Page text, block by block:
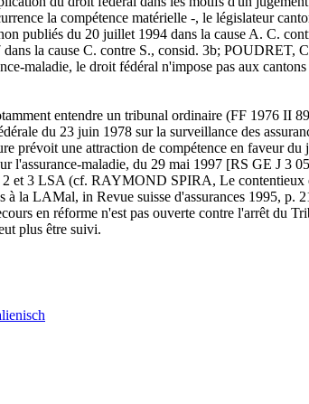
la compétence matérielle -, le législateur
publiés du 20 juillet 1994 dans la cause A. C.
la cause C. contre S., consid. 3b; POUDRET,
maladie, le droit fédéral n'impose pas aux
entendre un tribunal ordinaire (FF 1976 II
du 23 juin 1978 sur la surveillance des
prévoit une attraction de compétence en faveur
l'assurance-maladie, du 29 mai 1997 [RS GE J 3
et 3 LSA (cf. RAYMOND SPIRA, Le contentieux
à la LAMal, in Revue suisse d'assurances 1995, p.
en réforme n'est pas ouverte contre l'arrêt du
plus être suivi.